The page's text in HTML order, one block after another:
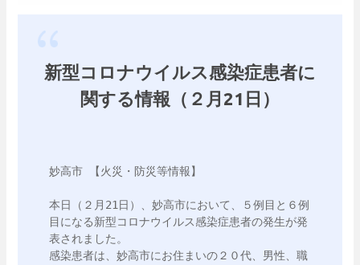
新型コロナウイルス感染症患者に
関する情報（２月21日）
妙高市 【火災・防災等情報】
本日（２月21日）、妙高市において、５例目と６例
目になる新型コロナウイルス感染症患者の発生が発
表されました。
感染患者は、妙高市にお住まいの２０代、男性、職